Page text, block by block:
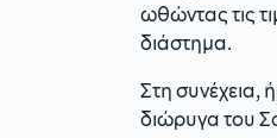
ωθώντας τις
διάστημα.
Στη συνέχεια,
διώρυγα του